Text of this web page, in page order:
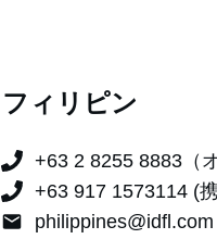
フィリピン
+63 2 8255 8883（
+63 917 1573114 (
philippines@idfl.com